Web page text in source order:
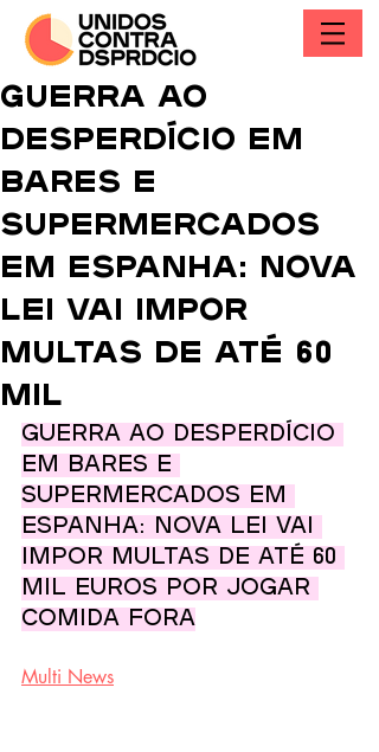
Guerra ao
desperdício em
bares e
supermercados
em Espanha: nova
lei vai impor
multas de até 60
mil
Guerra ao desperdício
em bares e
supermercados em
Espanha: nova lei vai
impor multas de até 60
mil euros por jogar
comida fora
Multi News